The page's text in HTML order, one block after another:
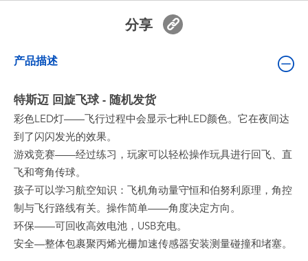
玩具促销
玩具清货
分享
产品描述
特斯迈 回旋飞球 - 随机发货
彩色LED灯——飞行过程中会显示七种LED颜色。它在夜间达
到了闪闪发光的效果。
游戏竞赛——经过练习，玩家可以轻松操作玩具进行回飞、直
飞和弯角传球。
孩子可以学习航空知识：飞机角动量守恒和伯努利原理，角控
制与飞行路线有关。操作简单——角度决定方向。
环保——可回收高效电池，USB充电。
安全—整体包裹聚丙烯光栅加速传感器安装测量碰撞和堵塞。